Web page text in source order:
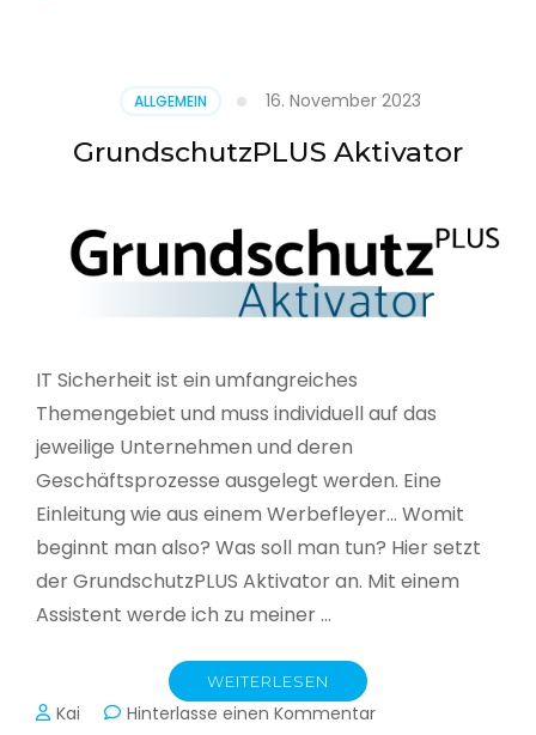
Schlacht
im
Netz
ALLGEMEIN 16. November 2023
GrundschutzPLUS Aktivator
IT Sicherheit ist ein umfangreiches
Themengebiet und muss individuell auf das
jeweilige Unternehmen und deren
Geschäftsprozesse ausgelegt werden. Eine
Einleitung wie aus einem Werbefleyer… Womit
beginnt man also? Was soll man tun? Hier setzt
der GrundschutzPLUS Aktivator an. Mit einem
Assistent werde ich zu meiner …
WEITERLESEN
Kai Hinterlasse einen Kommentarzu